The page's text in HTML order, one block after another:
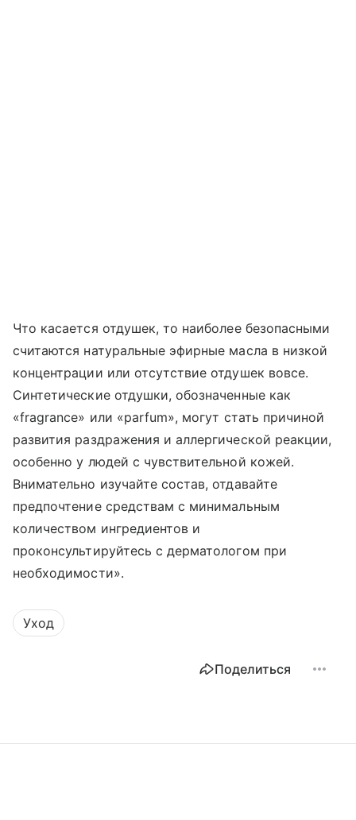
Что касается отдушек, то наиболее безопасными
считаются натуральные эфирные масла в низкой
концентрации или отсутствие отдушек вовсе.
Синтетические отдушки, обозначенные как
«fragrance» или «parfum», могут стать причиной
развития раздражения и аллергической реакции,
особенно у людей с чувствительной кожей.
Внимательно изучайте состав, отдавайте
предпочтение средствам с минимальным
количеством ингредиентов и
проконсультируйтесь с дерматологом при
необходимости».
Уход
Поделиться